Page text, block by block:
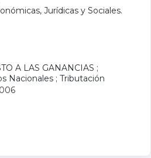
Jurídicas y Sociales.
A LAS GANANCIAS ;
Nacionales ; Tributación